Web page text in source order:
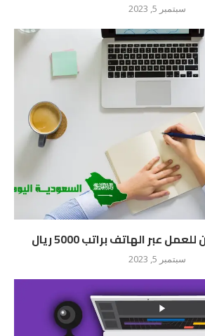
سبتمبر 5, 2023
عبر الهاتف براتب 5000 ريال
سبتمبر 5, 2023